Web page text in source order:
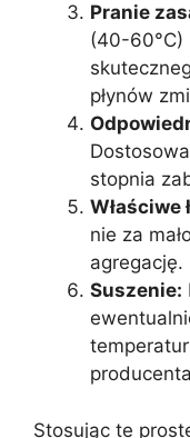
Pranie
(40-60°C)
płynów
stopnia
Właściwe
nie za
agregację.
Suszenie:
Stosując te